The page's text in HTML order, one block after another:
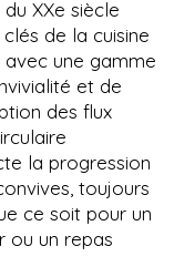
XXe siècle
de la cuisine
une gamme
et de
des flux
la progression
toujours
ce soit pour un
ou un repas